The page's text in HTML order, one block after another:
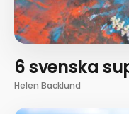
6 svenska
Helen Backlund